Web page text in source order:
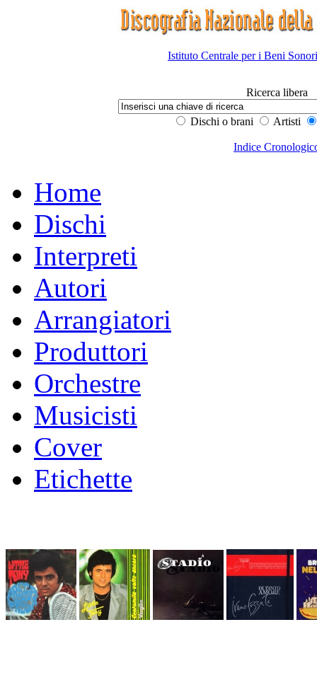
Istituto Centrale per i Beni
Ricerca libera
Dischi o brani Artisti
Indice
Home
Dischi
Interpreti
Autori
Arrangiatori
Produttori
Orchestre
Musicisti
Cover
Etichette